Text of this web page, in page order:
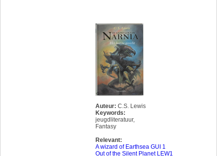
Auteur: C.S. Lewis
Keywords:
jeugdliteratuur,
Fantasy
Relevant:
A wizard of Earthsea GUI 1
Out of the Silent Planet LEW1